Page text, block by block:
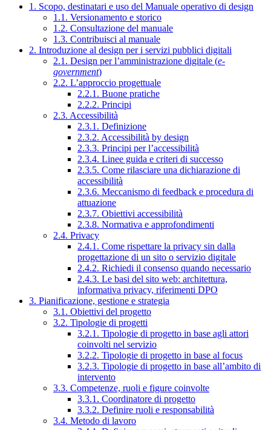
1. Scopo, destinatari e uso del Manuale operativo di design
1.1. Versionamento e storico
1.2. Consultazione del manuale
1.3. Contribuisci al manuale
2. Introduzione al design per i servizi pubblici digitali
2.1. Design per l’amministrazione digitale (e-
government)
2.2. L’approccio progettuale
2.2.1. Buone pratiche
2.2.2. Principi
2.3. Accessibilità
2.3.1. Definizione
2.3.2. Accessibilità by design
2.3.3. Principi per l’accessibilità
2.3.4. Linee guida e criteri di successo
2.3.5. Come rilasciare una dichiarazione di
accessibilità
2.3.6. Meccanismo di feedback e procedura di
attuazione
2.3.7. Obiettivi accessibilità
2.3.8. Normativa e approfondimenti
2.4. Privacy
2.4.1. Come rispettare la privacy sin dalla
progettazione di un sito o servizio digitale
2.4.2. Richiedi il consenso quando necessario
2.4.3. Le basi del sito web: architettura,
informativa privacy, riferimenti DPO
3. Pianificazione, gestione e strategia
3.1. Obiettivi del progetto
3.2. Tipologie di progetti
3.2.1. Tipologie di progetto in base agli attori
coinvolti nel servizio
3.2.2. Tipologie di progetto in base al focus
3.2.3. Tipologie di progetto in base all’ambito di
intervento
3.3. Competenze, ruoli e figure coinvolte
3.3.1. Coordinatore di progetto
3.3.2. Definire ruoli e responsabilità
3.4. Metodo di lavoro